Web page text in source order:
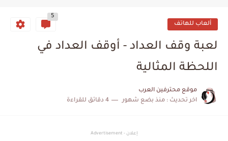
ألعاب للهاتف
5
لعبة وقف العداد - أوقف العداد في
اللحظة المثالية
موقع محترفين العرب
اخر تحديث : منذ بضع شهور 4 دقائق للقراءة
إعلان - Advertisement